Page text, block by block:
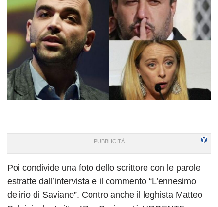
Poi condivide una foto dello scrittore con le parole
estratte dall’intervista e il commento “L’ennesimo
delirio di Saviano”. Contro anche il leghista Matteo